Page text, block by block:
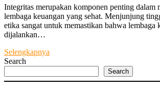
Integritas merupakan komponen penting dalam
lembaga keuangan yang sehat. Menjunjung
etika sangat untuk memastikan bahwa lembaga
dijalankan…
Selengkapnya
dan
Search
Search